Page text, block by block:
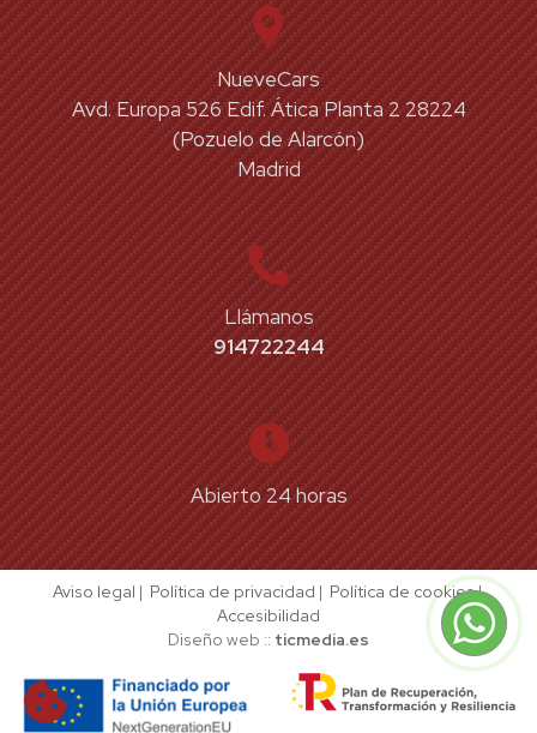
NueveCars
Avd. Europa 526 Edif. Ática Planta 2 28224
(Pozuelo de Alarcón)
Madrid
Llámanos
914722244
Abierto 24 horas
Aviso legal | Política de privacidad | Política de cookies|
Accesibilidad
Diseño web :: ticmedia.es